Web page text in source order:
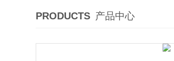
PRODUCTS 产品中心